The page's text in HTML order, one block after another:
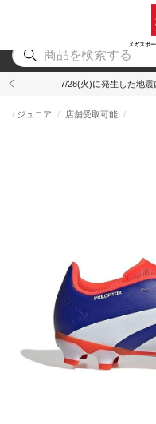
メガスポ
アウトド
7/28(火)に発生した地
ジュニア 店舗受取可能